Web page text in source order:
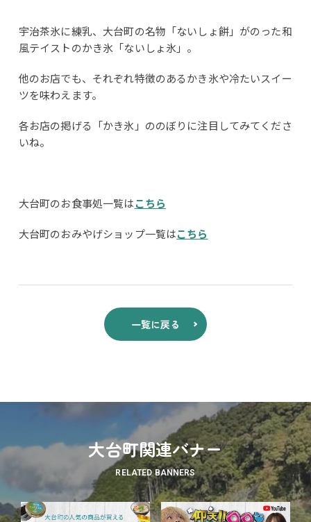
宇治茶氷に練乳、大台町の名物「ないしょ餅」がのった和
風テイストのかき氷「ないしょ氷」。
他のお店でも、それぞれ特徴のあるかき氷や冷たいスイー
ツを味わえます。
各お店の掲げる「かき氷」ののぼりに注目してみてくださ
いね。
大台町のお食事処一覧は こちら
大台町のおみやげショップ一覧はこちら
一覧に戻る
大台町関連バナー
RELATED BANNERS